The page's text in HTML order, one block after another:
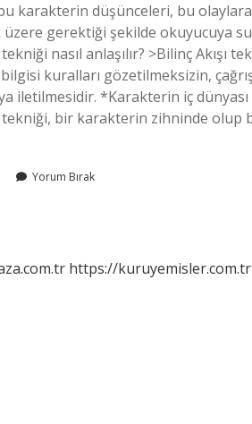
karakterin düşünceleri, bu
üzere gerektiği şekilde okuyucuya
nasıl anlaşılır? >Bilinç
kuralları gözetilmeksizin,
iletilmesidir. *Karakterin iç dünyası
tekniği, bir karakterin zihninde
Yorum Bırak
https://kuruyemisler.com.tr